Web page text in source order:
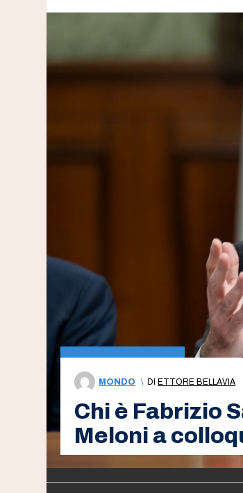
MONDO \ DI ETTORE BELLAVIA
Chi è Fabrizio
Meloni a